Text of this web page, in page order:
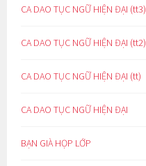
CA DAO TỤC NGỮ HIỆN ĐẠI (tt3)
CA DAO TỤC NGỮ HIỆN ĐẠI (tt2)
CA DAO TỤC NGỮ HIỆN ĐẠI (tt)
CA DAO TỤC NGỮ HIỆN ĐẠI
BẠN GIÀ HỌP LỚP